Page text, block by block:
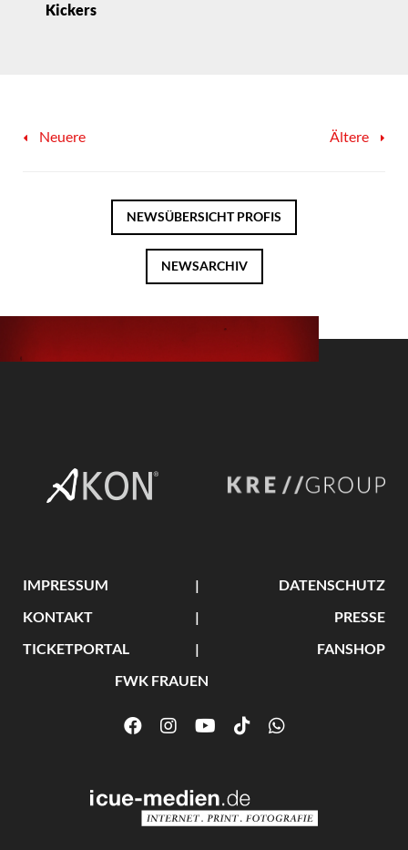
Kickers
Neuere Ältere
NEWSÜBERSICHTPROFIS
NEWSARCHIV
IMPRESSUM
DATENSCHUTZ
KONTAKT
PRESSE
TICKETPORTAL
FANSHOP
FWK FRAUEN